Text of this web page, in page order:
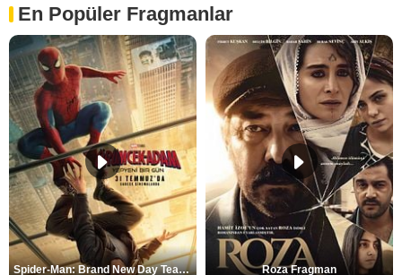
En Popüler Fragmanlar
Spider-Man: Brand New Day Teaser Roza Fragman